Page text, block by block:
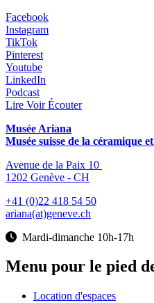
Facebook
Instagram
TikTok
Pinterest
Youtube
LinkedIn
Podcast
Lire Voir Écouter
Musée Ariana
Musée suisse de la céramique
Avenue de la Paix 10
1202 Genève - CH
+41 (0)22 418 54 50
ariana(at)geneve.ch
Mardi-dimanche 10h-17h
Menu pour le pied
Location d'espaces